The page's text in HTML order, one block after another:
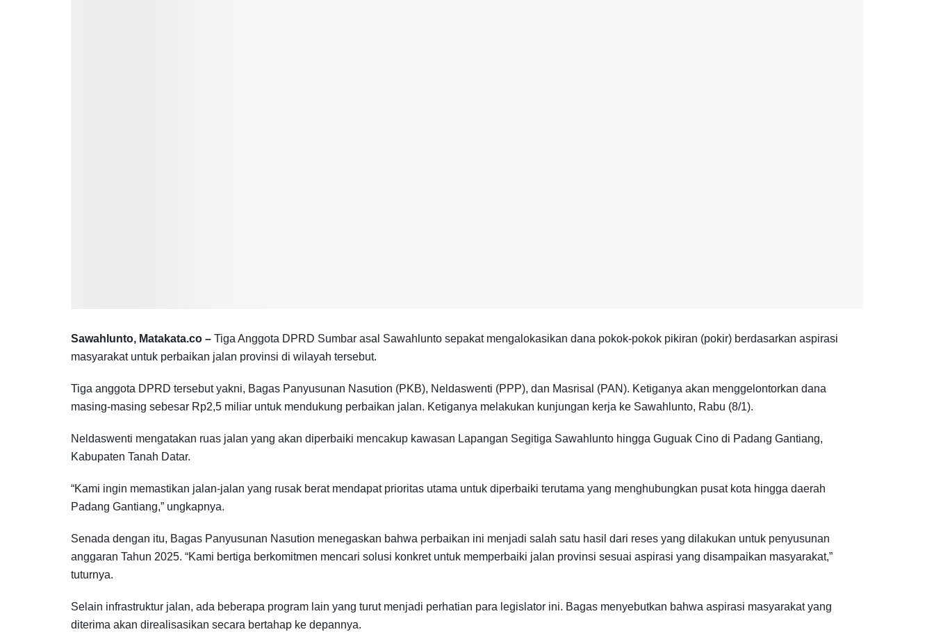
Sawahlunto, Matakata.co – Tiga Anggota DPRD Sumbar asal Sawahlunto sepakat mengalokasikan dana pokok-pokok pikiran (pokir) berdasarkan aspirasi
masyarakat untuk perbaikan jalan provinsi di wilayah tersebut.
Tiga anggota DPRD tersebut yakni, Bagas Panyusunan Nasution (PKB), Neldaswenti (PPP), dan Masrisal (PAN). Ketiganya akan menggelontorkan dana
masing-masing sebesar Rp2,5 miliar untuk mendukung perbaikan jalan. Ketiganya melakukan kunjungan kerja ke Sawahlunto, Rabu (8/1).
Neldaswenti mengatakan ruas jalan yang akan diperbaiki mencakup kawasan Lapangan Segitiga Sawahlunto hingga Guguak Cino di Padang Gantiang,
Kabupaten Tanah Datar.
“Kami ingin memastikan jalan-jalan yang rusak berat mendapat prioritas utama untuk diperbaiki terutama yang menghubungkan pusat kota hingga daerah
Padang Gantiang,” ungkapnya.
Senada dengan itu, Bagas Panyusunan Nasution menegaskan bahwa perbaikan ini menjadi salah satu hasil dari reses yang dilakukan untuk penyusunan
anggaran Tahun 2025. “Kami bertiga berkomitmen mencari solusi konkret untuk memperbaiki jalan provinsi sesuai aspirasi yang disampaikan masyarakat,”
tuturnya.
Selain infrastruktur jalan, ada beberapa program lain yang turut menjadi perhatian para legislator ini. Bagas menyebutkan bahwa aspirasi masyarakat yang
diterima akan direalisasikan secara bertahap ke depannya.